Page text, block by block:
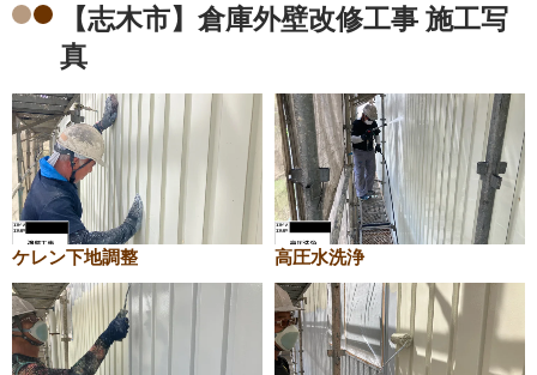
【志木市】倉庫外壁改修工事 施工写
真
ケレン下地調整 高圧水洗浄